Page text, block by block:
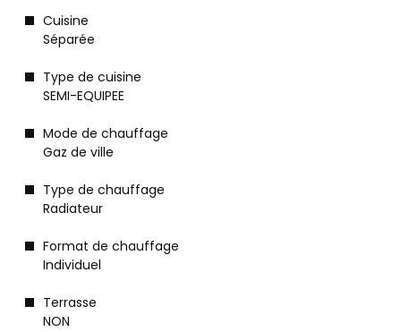
Cuisine
Séparée
Type de cuisine
SEMI-EQUIPEE
Mode de chauffage
Gaz de ville
Type de chauffage
Radiateur
Format de chauffage
Individuel
Terrasse
NON